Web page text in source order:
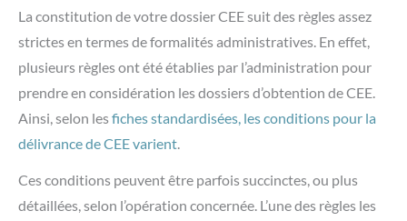
La constitution de votre dossier CEE suit des règles assez
strictes en termes de formalités administratives. En effet,
plusieurs règles ont été établies par l’administration pour
prendre en considération les dossiers d’obtention de CEE.
Ainsi, selon lesfiches standardisées, les conditions pour la
délivrance de CEE varient
Ces conditions peuvent être parfois succinctes, ou plus
détaillées, selon l’opération concernée. L’une des règles les